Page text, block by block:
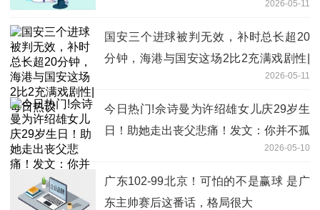
2026-05-11
国安三个进球被判无效，补时总长超20
分钟，海港与国安这场2比2充满戏剧性|
2026-05-11
今日热门!佘诗曼为许绍雄女儿庆29岁生
日！助她走出丧父悲痛！发文：你并不孤
2026-05-10
广东102-99北京！可怕的不是赢球 是广
东主帅赛后这番话，格局很大